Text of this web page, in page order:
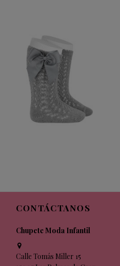
CONTÁCTANOS
Chupete Moda Infantil
Calle Tomás Miller 15